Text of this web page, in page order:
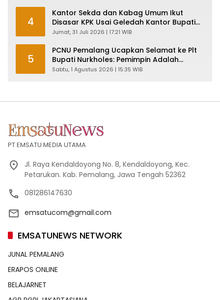
4
Kantor Sekda dan Kabag Umum Ikut
Disasar KPK Usai Geledah Kantor Bupati
Pemalang
Jumat, 31 Juli 2026 | 17:21 WIB
5
PCNU Pemalang Ucapkan Selamat ke Plt
Bupati Nurkholes: Pemimpin Adalah
Pelayan Rakyat!
Sabtu, 1 Agustus 2026 | 15:35 WIB
PT EMSATU MEDIA UTAMA
Jl. Raya Kendaldoyong No. 8, Kendaldoyong, Kec.
Petarukan. Kab. Pemalang, Jawa Tengah 52362
081286147630
emsatucom@gmail.com
EMSATUNEWS NETWORK
JUNAL PEMALANG
ERAPOS ONLINE
BELAJARNET